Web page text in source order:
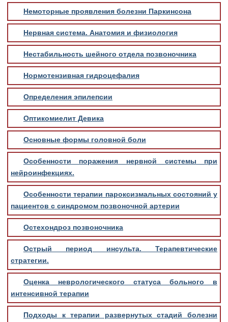
Немоторные проявления болезни Паркинсона
Нервная система. Анатомия и физиология
Нестабильность шейного отдела позвоночника
Нормотензивная гидроцефалия
Определения эпилепсии
Оптикомиелит Девика
Основные формы головной боли
Особенности поражения нервной системы при
нейроинфекциях.
Особенности терапии пароксизмальных состояний у
пациентов с синдромом позвоночной артерии
Остехондроз позвоночника
Острый период инсульта. Терапевтические
стратегии.
Оценка неврологического статуса больного в
интенсивной терапии
Подходы к терапии развернутых стадий болезни